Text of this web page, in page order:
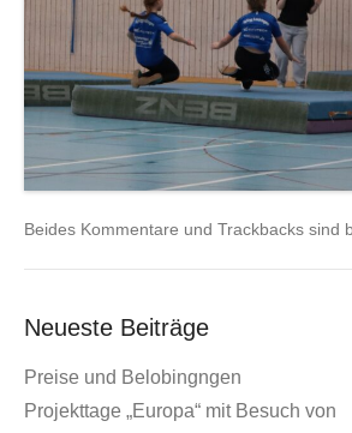
Beides Kommentare und Trackbacks sind
Neueste Beiträge
Preise und Belobingngen
Projekttage „Europa“ mit Besuch von